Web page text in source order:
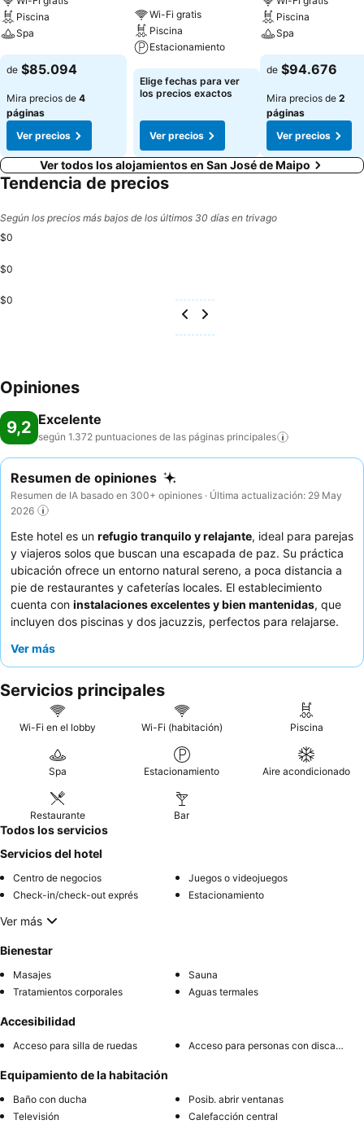
Piscina
Spa
Ver precios
de $85.094
Mira precios de 4
páginas
Ver precios
Wi-Fi gratis
Piscina
Estacionamiento
Ver precios
Elige fechas para ver
los precios exactos
Ver precios
Piscina
Spa
Ver precios
de $94.676
Mira precios de 2
páginas
Ver precios
Ver todos los alojamientos en San José de Maipo
Tendencia de precios
Según los precios más bajos de los últimos 30 días en trivago
$0
$0
$0
Opiniones
9,2 Excelente
según 1.372 puntuaciones de las páginas principales
Resumen de opiniones
Resumen de IA basado en 300+ opiniones · Última actualización: 29 May
2026
Este hotel es un refugio tranquilo y relajante, ideal para parejas
y viajeros solos que buscan una escapada de paz. Su práctica
ubicación ofrece un entorno natural sereno, a poca distancia a
pie de restaurantes y cafeterías locales. El establecimiento
cuenta con instalaciones excelentes y bien mantenidas, que
incluyen dos piscinas y dos jacuzzis, perfectos para relajarse.
amabley el delicioso y variado desayuno. Para una experiencia
jacuzzis.
Ver más
Servicios principales
Wi-Fi en el lobby Wi-Fi (habitación) Piscina
Spa Estacionamiento Aire acondicionado
Restaurante Bar
Todos los servicios
Servicios del hotel
Centro de negocios
Juegos o videojuegos
Check-in/check-out exprés
Estacionamiento
Ver más
Bienestar
Masajes
Sauna
Tratamientos corporales
Aguas termales
Accesibilidad
Acceso para silla de ruedas Acceso para personas con discapacidad
Equipamiento de la habitación
Baño con ducha
Posib. abrir ventanas
Televisión
Calefacción central